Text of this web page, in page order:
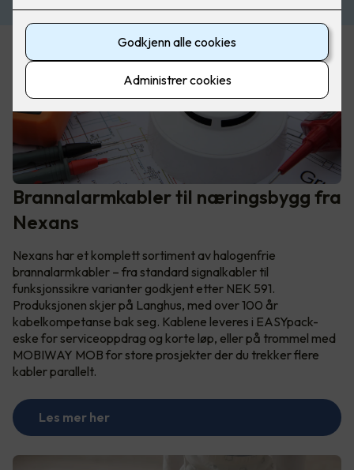
Brannalarmkabler til næringsbygg fra
Nexans
Nexans har et komplett sortiment av halogenfrie
brannalarmkabler – fra standard signalkabler til
funksjonssikre varianter godkjent etter NEK 591.
Produksjonen skjer på Langhus, med over 100 år
kabelkompetanse bak seg. Kablene leveres i EASYpack-
eske for serviceoppdrag og korte løp, eller på trommel med
MOBIWAY MOB for store prosjekter der du trekker flere
kabler parallelt.
Les mer her